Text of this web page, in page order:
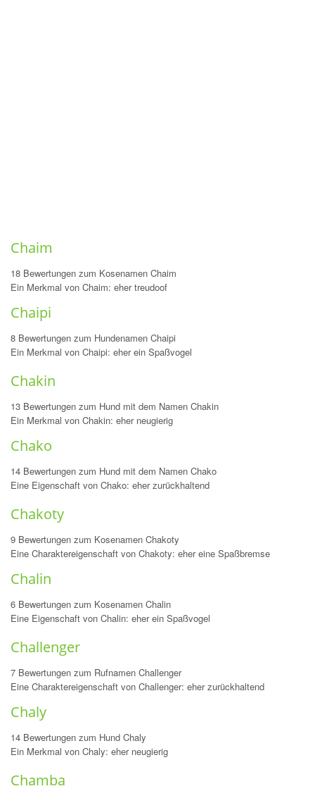
Chaim
18 Bewertungen zum Kosenamen Chaim
Ein Merkmal von Chaim: eher treudoof
Chaipi
8 Bewertungen zum Hundenamen Chaipi
Ein Merkmal von Chaipi: eher ein Spaßvogel
Chakin
13 Bewertungen zum Hund mit dem Namen Chakin
Ein Merkmal von Chakin: eher neugierig
Chako
14 Bewertungen zum Hund mit dem Namen Chako
Eine Eigenschaft von Chako: eher zurückhaltend
Chakoty
9 Bewertungen zum Kosenamen Chakoty
Eine Charaktereigenschaft von Chakoty: eher eine Spaßbremse
Chalin
6 Bewertungen zum Kosenamen Chalin
Eine Eigenschaft von Chalin: eher ein Spaßvogel
Challenger
7 Bewertungen zum Rufnamen Challenger
Eine Charaktereigenschaft von Challenger: eher zurückhaltend
Chaly
14 Bewertungen zum Hund Chaly
Ein Merkmal von Chaly: eher neugierig
Chamba